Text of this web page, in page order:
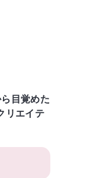
目覚めた
リエイテ